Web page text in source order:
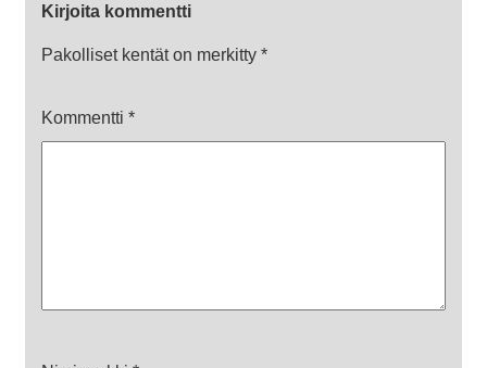
Kirjoita kommentti
Pakolliset kentät on merkitty *
Kommentti *